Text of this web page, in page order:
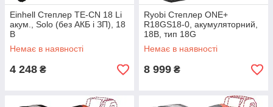
Einhell Степлер TE-CN 18 Li
акум., Solo (без АКБ і ЗП), 18
В
Немає в наявності
4 248 ₴
Ryobi Степлер ONE+
R18GS18-0, акумуляторний,
18В, тип 18G
Немає в наявності
8 999 ₴